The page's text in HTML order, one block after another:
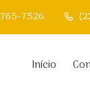
7526
Início